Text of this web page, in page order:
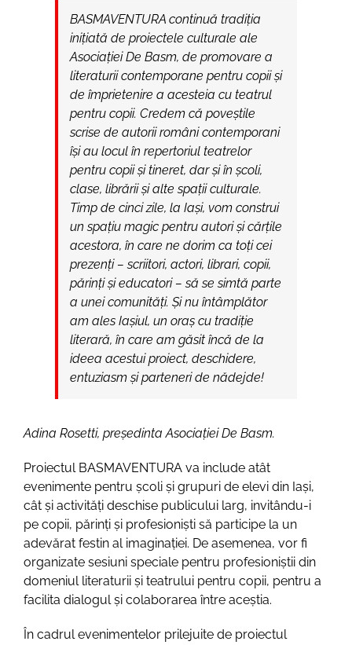
BASMAVENTURA continuă tradiția
inițiată de proiectele culturale ale
Asociației De Basm, de promovare a
literaturii contemporane pentru copii și
de împrietenire a acesteia cu teatrul
pentru copii. Credem că poveștile
scrise de autorii români contemporani
își au locul în repertoriul teatrelor
pentru copii și tineret, dar și în școli,
clase, librării și alte spații culturale.
Timp de cinci zile, la Iași, vom construi
un spațiu magic pentru autori și cărțile
acestora, în care ne dorim ca toți cei
prezenți – scriitori, actori, librari, copii,
părinți și educatori – să se simtă parte
a unei comunități. Și nu întâmplător
am ales Iașiul, un oraș cu tradiție
literară, în care am găsit încă de la
ideea acestui proiect, deschidere,
entuziasm și parteneri de nădejde!
Adina Rosetti, președinta Asociației De Basm.
Proiectul BASMAVENTURA va include atât
evenimente pentru școli și grupuri de elevi din Iași,
cât și activități deschise publicului larg, invitându-i
pe copii, părinți și profesioniști să participe la un
adevărat festin al imaginației. De asemenea, vor fi
organizate sesiuni speciale pentru profesioniștii din
domeniul literaturii și teatrului pentru copii, pentru a
facilita dialogul și colaborarea între aceștia.
În cadrul evenimentelor prilejuite de proiectul